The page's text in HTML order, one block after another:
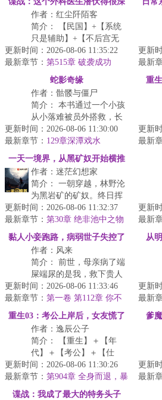
作者：红尘阡陌客
简介： 【民国】+【系统
只是辅助】+【不后宫无
CP】+【外科医生】\n胸外
科医生穿越民国，开...
更新时间：2026-08-06 11:35:22
最新章节： 第515章 破袭成功
更新
最新
的挖
晨！
蛇影奇缘
作者：骷髅与僵尸
简介： 本书通过一个小孩
从小落难被员外搭救，长
大后考取秀才，被迫抢
婚，逃婚中遇到修行灵
蛇，成...
更新时间：2026-08-06 11:30:00
最新章节： 129章深潭戏水
重
更新
最新
一天一境界，从黑矿奴开始横推
作者：迷茫幻想家
简介： 一朝穿越，林野沦
为黑岩矿的矿奴。终日挥
镐不见天日，靠狗都不吃
黑窝头苟活。
<...
更新时间：2026-08-06 11:32:37
最新章节： 第30章 绝非池中之物
更新
最新
黏人小妾跑路，病弱世子失控了
作者：风来
简介： 前世，母亲病了端
屎端尿的是我，救下贵人
本该定下良缘的人是我。
更新时间：2026-08-06 11:33:46
最新章节： 第一卷 第112章 你不
能生了
从
更新
最新
翻的
重生03：考公上岸后，女友慌了
作者：逸辰公子
简介： 【重生】＋【年
代】＋【考公】＋【仕
途】＋【不无脑】＋【复
仇】\n肺癌死于ICU，张
明...
更新时间：2026-08-06 11:30:26
最新章节： 第904章 全身而退，暴
打康局长
爹
更新
最新
谍战：我成了最大的特务头子